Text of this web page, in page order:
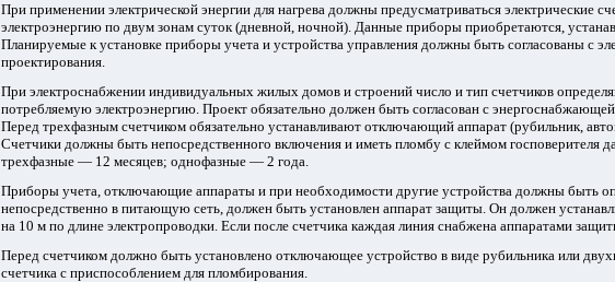
При применении электрической энергии для нагрева должны предусматриваться электрические
электроэнергию по двум зонам суток (дневной, ночной). Данные приборы приобретаются,
Планируемые к установке приборы учета и устройства управления должны быть согласованы с
проектирования.
При электроснабжении индивидуальных жилых домов и строений число и тип счетчиков
потребляемую электроэнергию. Проект обязательно должен быть согласован с
Перед трехфазным счетчиком обязательно устанавливают отключающий аппарат (рубильник,
Счетчики должны быть непосредственного включения и иметь пломбу с клеймом госповерителя
трехфазные — 12 месяцев; однофазные — 2 года.
Приборы учета, отключающие аппараты и при необходимости другие устройства должны быть
непосредственно в питающую сеть, должен быть установлен аппарат защиты. Он должен
на 10 м по длине электропроводки. Если после счетчика каждая линия снабжена аппаратами
Перед счетчиком должно быть установлено отключающее устройство в виде рубильника или
счетчика с приспособлением для пломбирования.